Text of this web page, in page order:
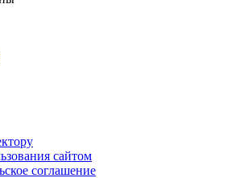
сайтом
соглашение